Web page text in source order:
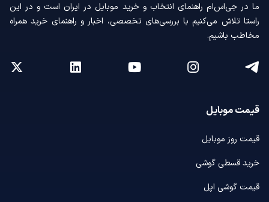
ما در جی‌اس‌ام راهنمای انتخاب و خرید موبایل در ایران است و در این
راستا تلاش می‌کنیم با بررسی‌های تخصصی، اخبار و راهنمای خرید همراه
مخاطب باشیم.
قیمت موبایل
قیمت روز موبایل
خرید قسطی گوشی
قیمت گوشی اپل